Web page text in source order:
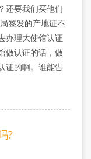
还要我们买他们
签发的产地证不
办理大使馆认证
做认证的话，做
证的啊。谁能告
?